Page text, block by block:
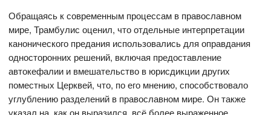
Обращаясь к современным процессам в православном
мире, Трамбулис оценил, что отдельные интерпретации
канонического предания использовались для оправдания
односторонних решений, включая предоставление
автокефалии и вмешательство в юрисдикции других
поместных Церквей, что, по его мнению, способствовало
углублению разделений в православном мире. Он также